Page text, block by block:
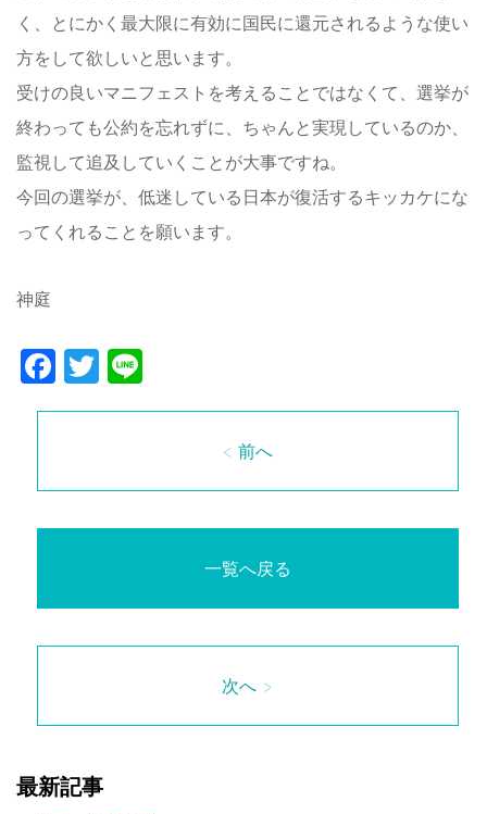
く、とにかく最大限に有効に国民に還元されるような使い
方をして欲しいと思います。
受けの良いマニフェストを考えることではなくて、選挙が
終わっても公約を忘れずに、ちゃんと実現しているのか、
監視して追及していくことが大事ですね。
今回の選挙が、低迷している日本が復活するキッカケにな
ってくれることを願います。
神庭
Facebook
Twitter
< 前へ
一覧へ戻る
次へ >
最新記事